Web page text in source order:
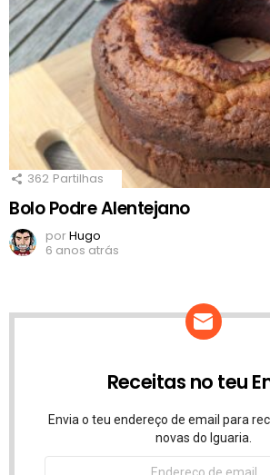
362 Partilhas
Bolo Podre Alentejano
porHugo
6 anos atrás
Receitas no teu
Envia o teu endereço de email para
novas do Iguaria.
Endereço